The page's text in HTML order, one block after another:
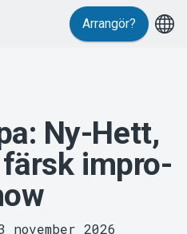
Arrangör?
Ny-Hett,
impro-
november 2026